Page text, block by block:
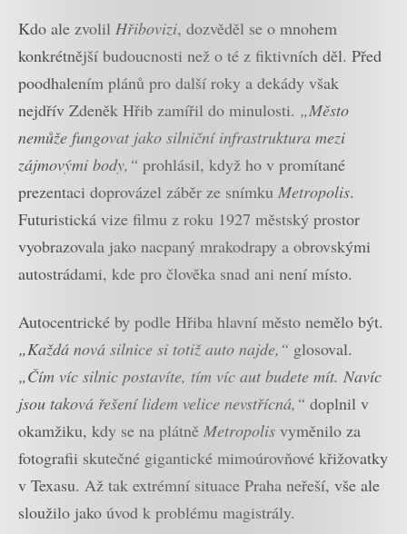
Kdo ale zvolil Hřibovizi, dozvěděl se o mnohem
konkrétnější budoucnosti než o té z fiktivních děl. Před
poodhalením plánů pro další roky a dekády však
nejdřív Zdeněk Hřib zamířil do minulosti. „Město
nemůže fungovat jako silniční infrastruktura mezi
zájmovými body,“ prohlásil, když ho v promítané
prezentaci doprovázel záběr ze snímku Metropolis.
Futuristická vize filmu z roku 1927 městský prostor
vyobrazovala jako nacpaný mrakodrapy a obrovskými
autostrádami, kde pro člověka snad ani není místo.
Autocentrické by podle Hřiba hlavní město nemělo být.
„Každá nová silnice si totiž auto najde,“ glosoval.
„Čím víc silnic postavíte, tím víc aut budete mít. Navíc
jsou taková řešení lidem velice nevstřícná,“ doplnil v
okamžiku, kdy se na plátně Metropolis vyměnilo za
fotografii skutečné gigantické mimoúrovňové křižovatky
v Texasu. Až tak extrémní situace Praha neřeší, vše ale
sloužilo jako úvod k problému magistrály.